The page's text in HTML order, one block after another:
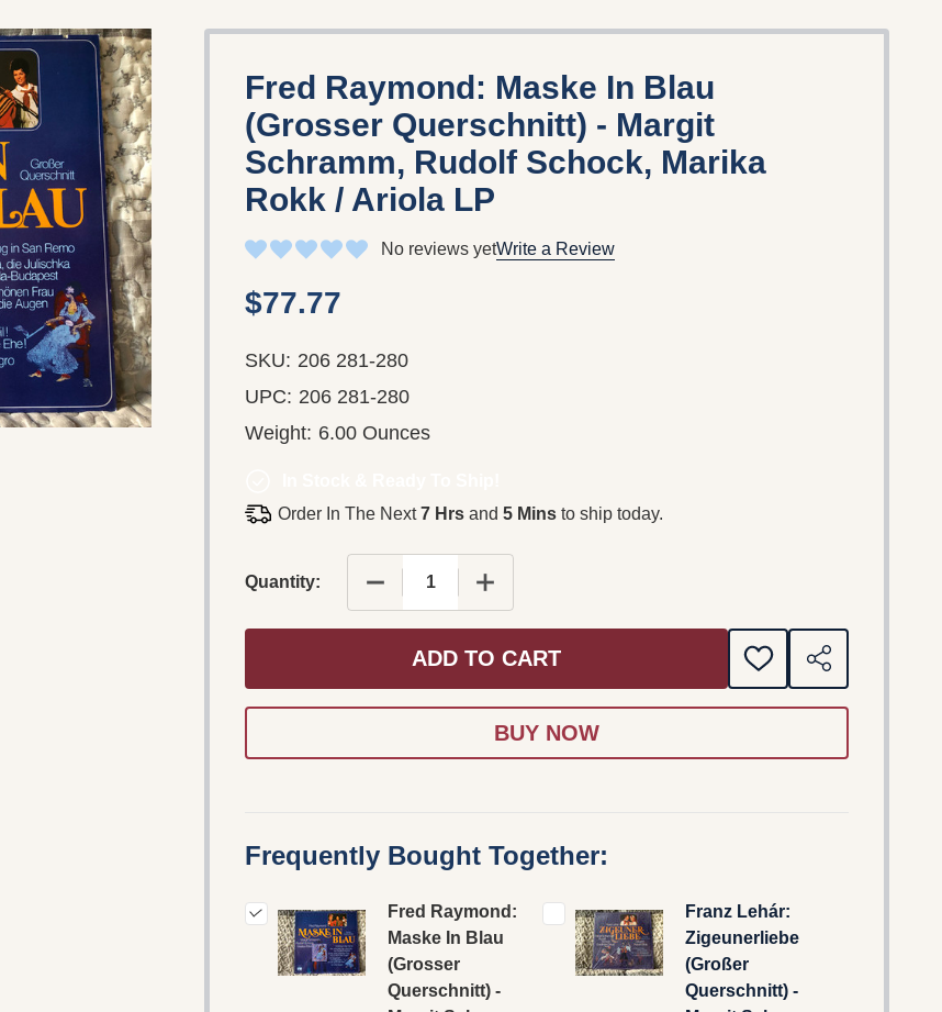
Fred Raymond: Maske In Blau
(Grosser Querschnitt) - Margit
Schramm, Rudolf Schock, Marika
Rokk / Ariola LP
No reviews yetWrite a Review
$77.77
SKU: 206 281-280
UPC: 206 281-280
Weight: 6.00 Ounces
Order In The Next7 Hrs and 5 Mins to ship today.
Quantity: DECREASE QUANTITY OF FRED RAYMOND: MASKE IN BLAU
INCREASE QUANTITY OF FRED RAYMOND: MASKE
ADD TO CART
ADD
TO
SHARE
Frequently Bought Together:
Fred Raymond:
Maske In Blau
(Grosser
Querschnitt) -
Franz Lehár:
Zigeunerliebe
(Großer
Querschnitt) -